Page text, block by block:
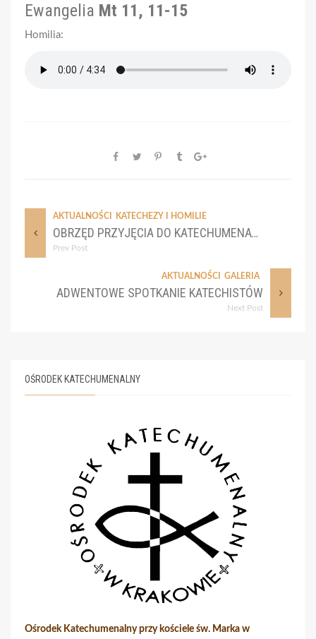
Ewangelia Mt 11, 11-15
Homilia:
AKTUALNOŚCI KATECHEZY I HOMILIE
OBRZĘD PRZYJĘCIA DO KATECHUMENATU – 5 GRUDNIA 2024
Prev Post
AKTUALNOŚCI GALERIA
ADWENTOWE SPOTKANIE KATECHISTÓW
Next Post
OŚRODEK KATECHUMENALNY
Ośrodek Katechumenalny przy kościele św. Marka w